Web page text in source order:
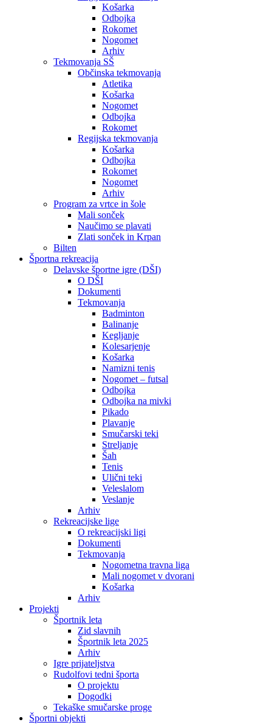
Košarka
Odbojka
Rokomet
Nogomet
Arhiv
Tekmovanja SŠ
Občinska tekmovanja
Atletika
Košarka
Nogomet
Odbojka
Rokomet
Regijska tekmovanja
Košarka
Odbojka
Rokomet
Nogomet
Arhiv
Program za vrtce in šole
Mali sonček
Naučimo se plavati
Zlati sonček in Krpan
Bilten
Športna rekreacija
Delavske športne igre (DŠI)
O DŠI
Dokumenti
Tekmovanja
Badminton
Balinanje
Kegljanje
Kolesarjenje
Košarka
Namizni tenis
Nogomet – futsal
Odbojka
Odbojka na mivki
Pikado
Plavanje
Smučarski teki
Streljanje
Šah
Tenis
Ulični teki
Veleslalom
Veslanje
Arhiv
Rekreacijske lige
O rekreacijski ligi
Dokumenti
Tekmovanja
Nogometna travna liga
Mali nogomet v dvorani
Košarka
Arhiv
Projekti
Športnik leta
Zid slavnih
Športnik leta 2025
Arhiv
Igre prijateljstva
Rudolfovi tedni športa
O projektu
Dogodki
Tekaške smučarske proge
Športni objekti